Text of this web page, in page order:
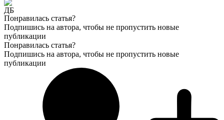
Понравилась статья?
Подпишись на автора, чтобы не пропустить новые
публикации
Понравилась статья?
Подпишись на автора, чтобы не пропустить новые
публикации